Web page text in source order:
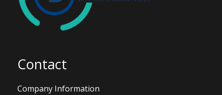
Contact
Company Information